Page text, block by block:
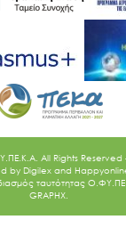
All Rights Reserved
by Digilex and
ταυτότητας
GRAPHX.